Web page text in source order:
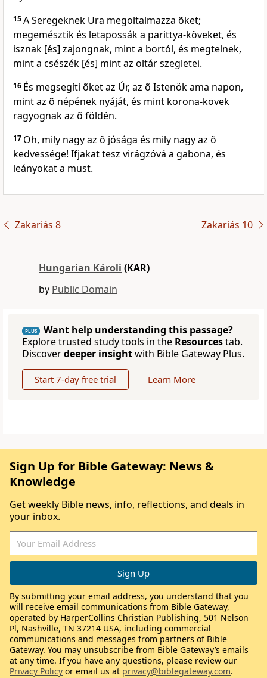
15A Seregeknek Ura megoltalmazza õket;
megemésztik és letapossák a parittya-köveket, és
isznak [és] zajongnak, mint a bortól, és megtelnek,
mint a csészék [és] mint az oltár szegletei.
16 És megsegíti õket az Úr, az õ Istenök ama napon,
mint az õ népének nyáját, és mint korona-kövek
ragyognak az õ földén.
17 Oh, mily nagy az õ jósága és mily nagy az õ
kedvessége! Ifjakat tesz virágzóvá a gabona, és
leányokat a must.
Zakariás 8 Zakariás 10
Hungarian Károli (KAR)
by Public Domain
PLUS
Want help understanding this passage?
Explore trusted study tools in the Resourcestab.
Discoverdeeper insightwith Bible Gateway Plus.
Start 7-day free trial Learn More
Sign Up for Bible Gateway: News &
Knowledge
Get weekly Bible news, info, reflections, and deals in
your inbox.
By submitting your email address, you understand that you
will receive email communications from Bible Gateway,
operated by HarperCollins Christian Publishing, 501 Nelson
Pl, Nashville, TN 37214 USA, including commercial
communications and messages from partners of Bible
Gateway. You may unsubscribe from Bible Gateway’s emails
at any time. If you have any questions, please review our
Privacy Policy or email us at privacy@biblegateway.com.